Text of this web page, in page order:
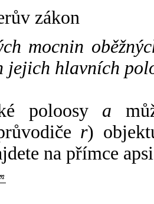
zákon
mocnin
jejich hlavních
poloosy a
r)
na přímce